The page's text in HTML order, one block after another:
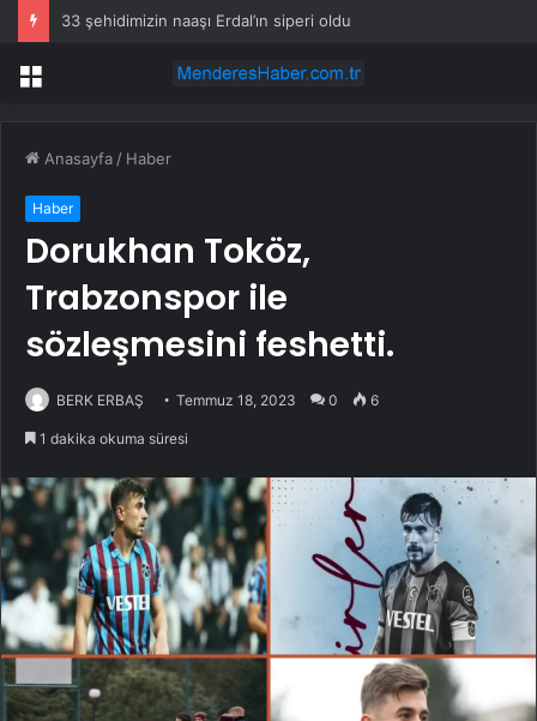
33 şehidimizin naaşı Erdal’ın siperi oldu
Menü
Anasayfa / Haber
Haber
Dorukhan Toköz,
Trabzonspor ile
sözleşmesini feshetti.
BERK ERBAŞ Temmuz 18, 2023 0 6
1 dakika okuma süresi